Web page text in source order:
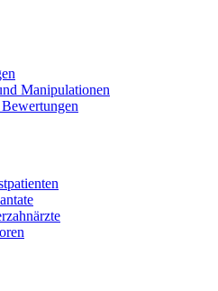
Manipulationen